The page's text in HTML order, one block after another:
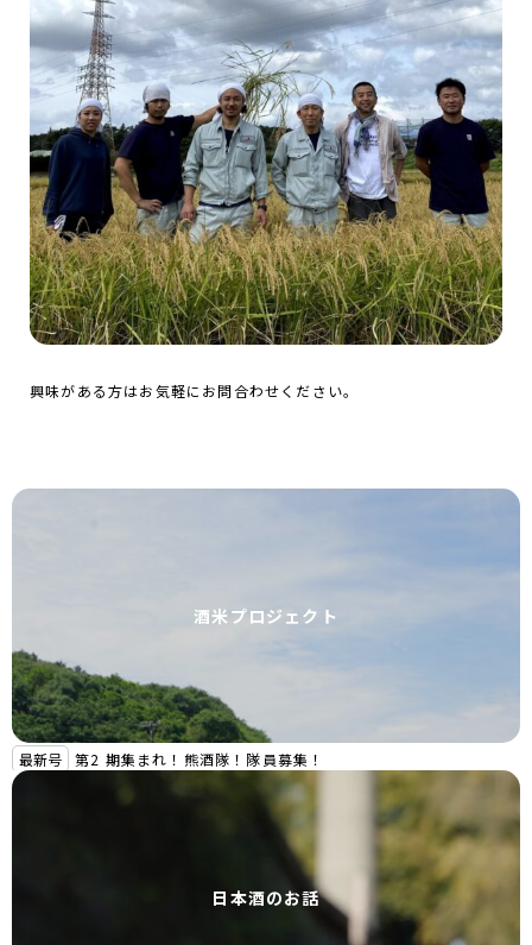
興味がある方はお気軽にお問合わせください。
酒米プロジェクト
最新号 第2 期集まれ！熊酒隊！隊員募集！
日本酒のお話